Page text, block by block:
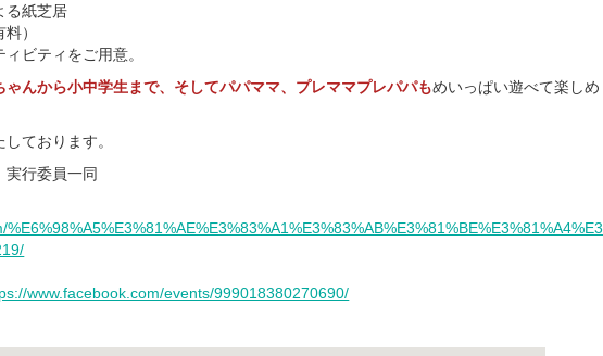
る紙芝居
）
ビティをご用意。
ゃんから小中学生まで、そしてパパママ、プレママプレパパもめいっぱい遊べて楽しめ
ております。
実行委員一同
www.facebook.com/events/999018380270690/